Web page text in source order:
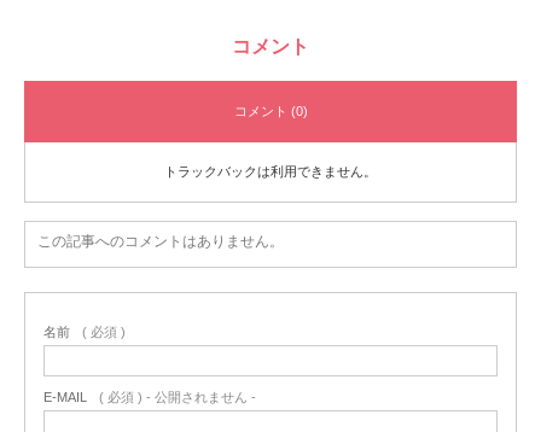
コメント
コメント (0)
トラックバックは利用できません。
この記事へのコメントはありません。
名前 ( 必須 )
E-MAIL ( 必須 ) - 公開されません -